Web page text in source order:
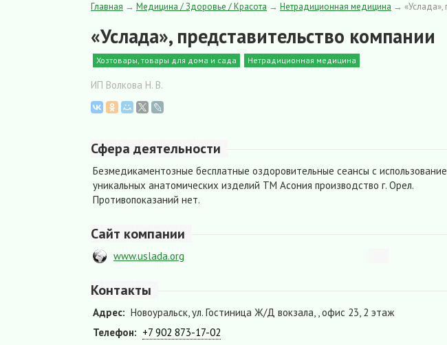
Главная → Медицина / Здоровье / Красота → Нетрадиционная медицина → «Услада»,
«Услада», представительство компании
Хозтовары, товары для дома и сада Нетрадиционная медицина
ИП Волкова Н. В.
Сфера деятельности
Безмедикаментозные бесплатные оздоровительные сеансы с
уникальных анатомических изделий ТМ Асония производство г. Орел.
Противопоказаний нет.
Сайт компании
www.uslada.org
Контакты
Адрес: Новоуральск, ул. Гостиница Ж/Д вокзала, , офис 23, 2 этаж
Телефон: +7 902 873-17-02